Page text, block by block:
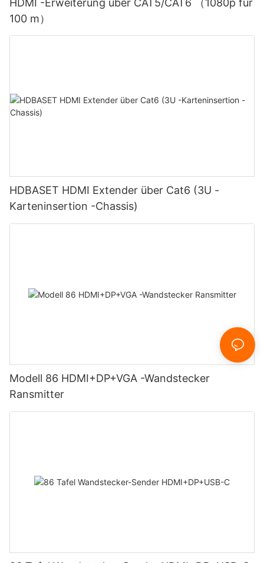
HDMI -Erweiterung über CAT5/CAT6 （1080p für
100 m）
HDBASET HDMI Extender über Cat6 (3U -
Karteninsertion -Chassis)
Modell 86 HDMI+DP+VGA -Wandstecker
Ransmitter